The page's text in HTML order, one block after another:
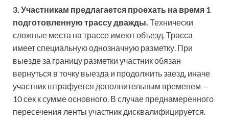
3. Участникам предлагается проехать на время 1
подготовленную трассу дважды. Технически
сложные места на трассе имеют объезд. Трасса
имеет специальную однозначную разметку. При
выезде за границу разметки участник обязан
вернуться в точку выезда и продолжить заезд, иначе
участник штрафуется дополнительным временем —
10 сек к сумме основного. В случае преднамеренного
пересечения ленты участник дисквалифицируется.